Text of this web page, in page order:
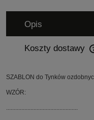
Opis
Koszty dostawy
Cena nie zawiera
SZABLON do Tynków
WZÓR:
...............................................